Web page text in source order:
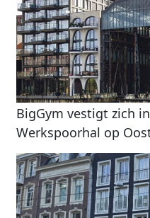
BigGym vestigt zich
Werkspoorhal op